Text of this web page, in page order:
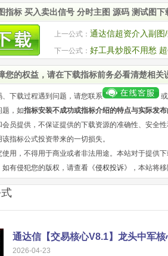
指标 买入卖出信号 分时主图 源码 测试图下
上一公式： 通达信超资介入副图
下一公式： 好工具炒股不用愁
副图/选股预警 无未来
您的权益，请在下载指标前务必看清楚相关
、下载过程遇到问题，请您联系 或
题，如指标安装不成功或指标介绍的特点与实际发
员提供，不保证提供的下载资源的准确性、安全
指标公式投资带来的一切损失。
用，不得用于商业或者非法用途。本站对于提供
有侵犯您的版权，请查看《侵权投诉》，本站将移
2026-04-23